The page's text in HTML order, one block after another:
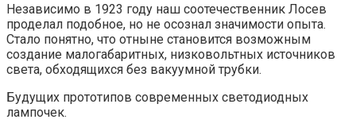
Независимо в 1923 году наш соотечественник Лосев
проделал подобное, но не осознал значимости опыта.
Стало понятно, что отныне становится возможным
создание малогабаритных, низковольтных источников
света, обходящихся без вакуумной трубки.
Будущих прототипов современных светодиодных
лампочек.